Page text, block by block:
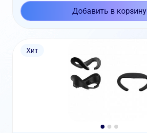
Добавить в корзину
Хит